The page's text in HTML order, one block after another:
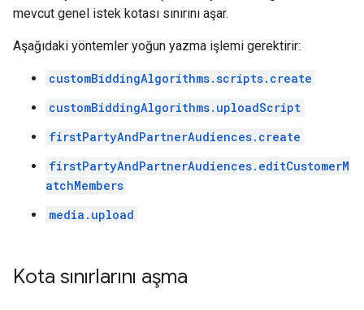
mevcut genel istek kotası sınırını aşar.
Aşağıdaki yöntemler yoğun yazma işlemi gerektirir:
customBiddingAlgorithms.scripts.create
customBiddingAlgorithms.uploadScript
firstPartyAndPartnerAudiences.create
firstPartyAndPartnerAudiences.editCustomerM
atchMembers
media.upload
Kota sınırlarını aşma